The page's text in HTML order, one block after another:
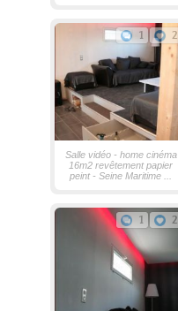
1 2
Salle vidéo - home cinéma
16m2 revêtement papier
peint - Seine Maritime ...
1 2